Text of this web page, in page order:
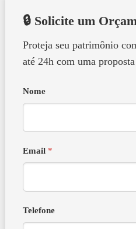
🔒 Solicite um
Proteja seu patrimônio
até 24h com uma
Nome
Email *
Telefone